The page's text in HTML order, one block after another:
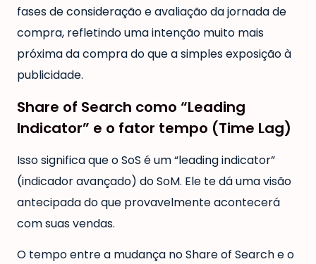
fases de consideração e avaliação da jornada de
compra, refletindo uma intenção muito mais
próxima da compra do que a simples exposição à
publicidade.
Share of Search como “Leading
Indicator” e o fator tempo (Time Lag)
Isso significa que o SoS é um “leading indicator”
(indicador avançado) do SoM. Ele te dá uma visão
antecipada do que provavelmente acontecerá
com suas vendas.
O tempo entre a mudança no Share of Search e o